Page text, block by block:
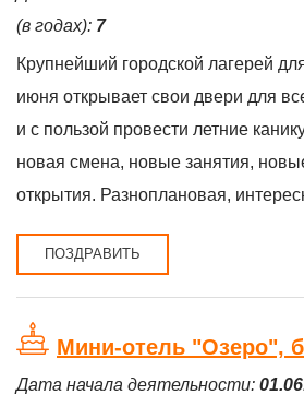
(в годах): 7
Крупнейший городской лагерей
июня открывает свои двери для
и с пользой провести летние
новая смена, новые занятия,
открытия. Разноплановая,
ПОЗДРАВИТЬ
Мини-отель "Озеро",
Дата начала деятельности: